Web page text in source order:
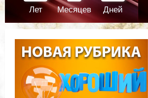
Лет Месяцев Дней